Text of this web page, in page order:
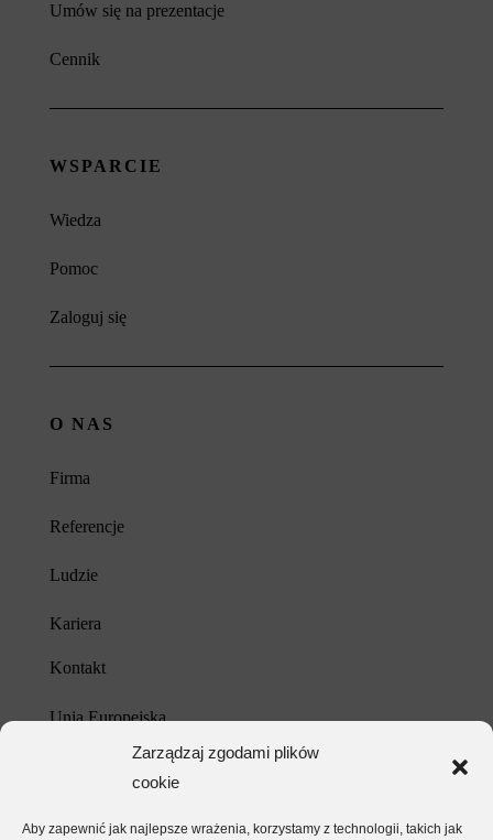
Zarządzaj zgodami plików
cookie
Aby zapewnić jak najlepsze wrażenia, korzystamy z technologii, takich jak
Umów się na prezentacje
Cennik
WSPARCIE
Wiedza
Pomoc
Zaloguj się
O NAS
Firma
Referencje
Ludzie
Kariera
Kontakt
Unia Europejska
Polityka prywatności